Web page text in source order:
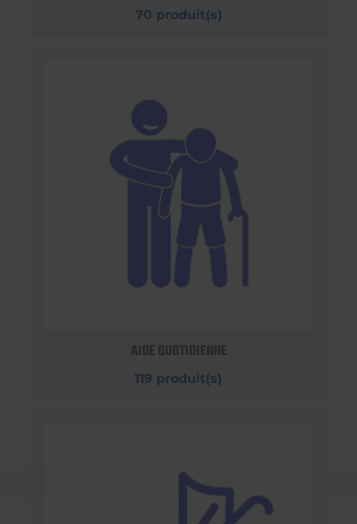
70 produit(s)
AIDE QUOTIDIENNE
119 produit(s)